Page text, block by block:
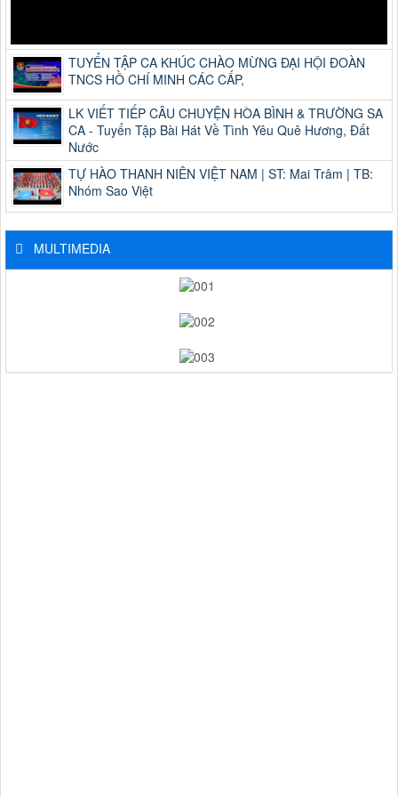
TUYỂN TẬP CA KHÚC CHÀO MỪNG ĐẠI HỘI ĐOÀN
TNCS HỒ CHÍ MINH CÁC CẤP,
LK VIẾT TIẾP CÂU CHUYỆN HÒA BÌNH & TRƯỜNG SA
CA - Tuyển Tập Bài Hát Về Tình Yêu Quê Hương, Đất
Nước
TỰ HÀO THANH NIÊN VIỆT NAM | ST: Mai Trâm | TB:
Nhóm Sao Việt
MULTIMEDIA